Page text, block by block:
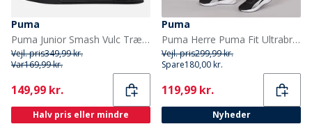
Puma
Puma Junior Smash Vulc Træningssko Sort/Grå
Vejl. pris349,99 kr.
Var169,99 kr.
Current
149,99 kr.
Halv pris eller mindre
Puma
Puma Herre Puma Fit Ultrabreathe Stretch 5 Tommer Marmor Træningsshorts Sort/Gul
Vejl. pris299,99 kr.
Spare180,00 kr.
Current
119,99 kr.
Nyheder